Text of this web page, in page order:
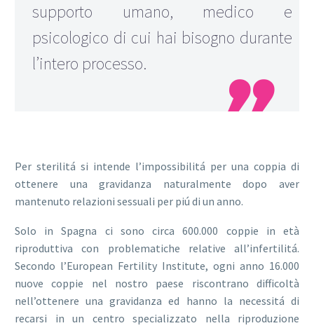
supporto umano, medico e
psicologico di cui hai bisogno durante
l’intero processo.

Per sterilitá si intende l’impossibilitá per una coppia di
ottenere una gravidanza naturalmente dopo aver
mantenuto relazioni sessuali per piú di un anno.
Solo in Spagna ci sono circa 600.000 coppie in età
riproduttiva con problematiche relative all’infertilitá.
Secondo l’European Fertility Institute, ogni anno 16.000
nuove coppie nel nostro paese riscontrano difficoltà
nell’ottenere una gravidanza ed hanno la necessitá di
recarsi in un centro specializzato nella riproduzione